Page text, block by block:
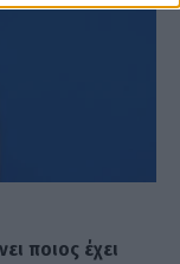
ποιος έχει